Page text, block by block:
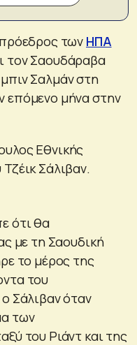
των ΗΠΑ
τον Σαουδάραβα
Σαλμάν στη
επόμενο μήνα στην
Εθνικής
Σάλιβαν.
ότι θα
με τη Σαουδική
το μέρος της
του
Σάλιβαν όταν
των
του Ριάντ και της